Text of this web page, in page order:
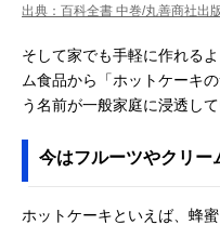
出典：百科全書 中巻/丸善商社出
そして家でも手軽に作れる
ム食品から「ホットケーキの
う名前が一般家庭に浸透して
今はフルーツやクリー
ホットケーキといえば、蜂